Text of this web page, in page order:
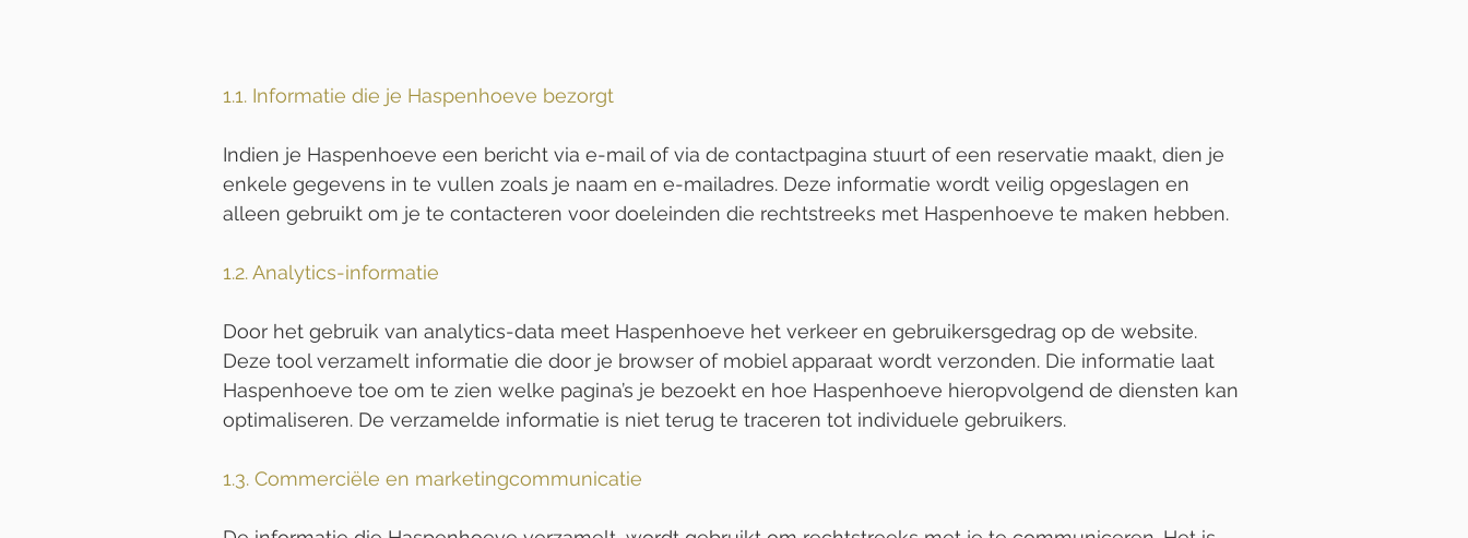
1.1. Informatie die je Haspenhoeve bezorgt
Indien je Haspenhoeve een bericht via e-mail of via de contactpagina stuurt of een reservatie maakt, dien je
enkele gegevens in te vullen zoals je naam en e-mailadres. Deze informatie wordt veilig opgeslagen en
alleen gebruikt om je te contacteren voor doeleinden die rechtstreeks met Haspenhoeve te maken hebben.
1.2. Analytics-informatie
Door het gebruik van analytics-data meet Haspenhoeve het verkeer en gebruikersgedrag op de website.
Deze tool verzamelt informatie die door je browser of mobiel apparaat wordt verzonden. Die informatie laat
Haspenhoeve toe om te zien welke pagina’s je bezoekt en hoe Haspenhoeve hieropvolgend de diensten kan
optimaliseren. De verzamelde informatie is niet terug te traceren tot individuele gebruikers.
1.3. Commerciële en marketingcommunicatie